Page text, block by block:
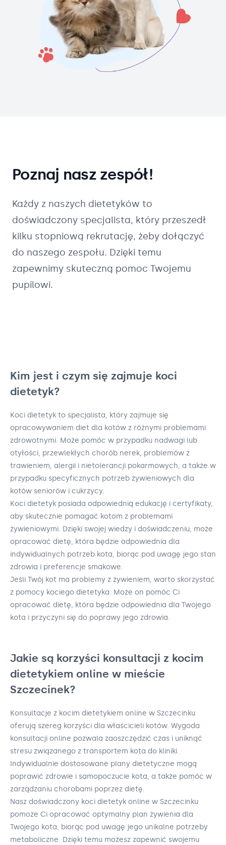
Poznaj nasz zespół!
Każdy z naszych dietetyków to
doświadczony specjalista, który przeszedł
kilku stopniową rekrutację, żeby dołączyć
do naszego zespołu. Dzięki temu
zapewnimy skuteczną pomoc Twojemu
pupilowi.
Kim jest i czym się zajmuje koci
dietetyk?
Koci dietetyk to specjalista, który zajmuje się
opracowywaniem diet dla kotów z różnymi problemami
zdrowotnymi. Może pomóc w przypadku nadwagi lub
otyłości, przewlekłych chorób nerek, problemów z
trawieniem, alergii i nietolerancji pokarmowych, a także w
przypadku specyficznych potrzeb żywieniowych dla
kotów seniorów i cukrzycy.
Koci dietetyk posiada odpowiednią edukację i certyfikaty,
aby skutecznie pomagać kotom z problemami
żywieniowymi. Dzięki swojej wiedzy i doświadczeniu, może
opracować dietę, która będzie odpowiednia dla
indywidualnych potrzeb kota, biorąc pod uwagę jego stan
zdrowia i preferencje smakowe.
Jeśli Twój kot ma problemy z żywieniem, warto skorzystać
z pomocy kociego dietetyka. Może on pomóc Ci
opracować dietę, która będzie odpowiednia dla Twojego
kota i przyczyni się do poprawy jego zdrowia.
Jakie są korzyści konsultacji z kocim
dietetykiem online w mieście
Szczecinek?
Konsultacje z kocim dietetykiem online w Szczecinku
oferują szereg korzyści dla właścicieli kotów. Wygoda
konsultacji online pozwala zaoszczędzić czas i uniknąć
stresu związanego z transportem kota do kliniki.
Indywidualnie dostosowane plany dietetyczne mogą
poprawić zdrowie i samopoczucie kota, a także pomóc w
zarządzaniu chorobami poprzez dietę.
Nasz doświadczony koci dietetyk online w Szczecinku
pomoże Ci opracować optymalny plan żywienia dla
Twojego kota, biorąc pod uwagę jego unikalne potrzeby
metaboliczne. Dzięki temu możesz zapewnić swojemu